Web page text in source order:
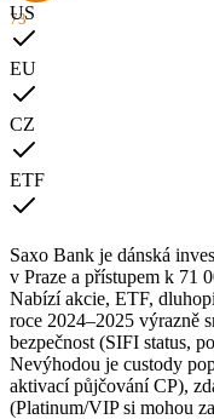
73
US
EU
CZ
ETF
Saxo Bank je dánská
v Praze a přístupem k 71
Nabízí akcie, ETF,
roce 2024–2025 výrazně
bezpečnost (SIFI status,
Nevýhodou je custody
aktivací půjčování CP),
(Platinum/VIP si mohou